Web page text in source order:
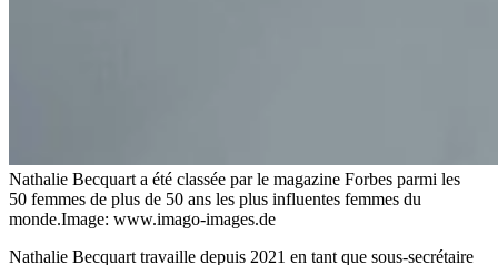
Nathalie Becquart a été classée par le magazine Forbes parmi les
50 femmes de plus de 50 ans les plus influentes femmes du
monde.Image: www.imago-images.de
Nathalie Becquart travaille depuis 2021 en tant que sous-secrétaire